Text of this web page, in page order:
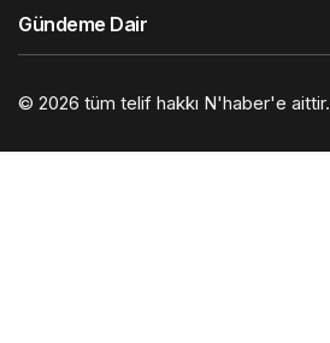
Gündeme Dair
© 2026 tüm telif hakkı N'haber'e aittir.